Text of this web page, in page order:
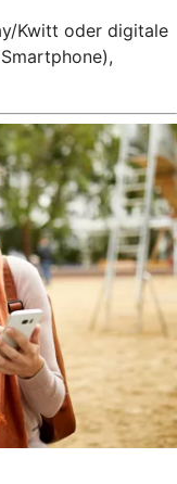
Kwitt oder digitale